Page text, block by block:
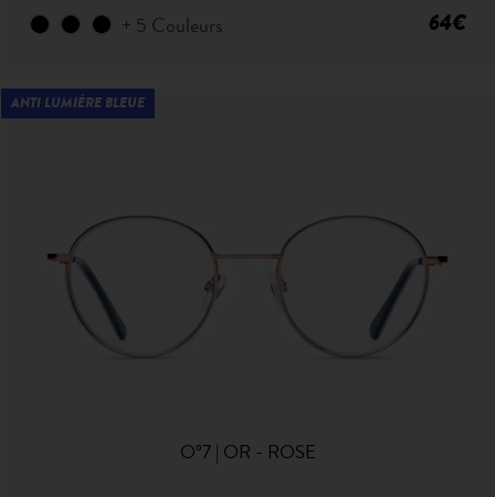
+ 5 Couleurs 64€
ANTI LUMIÈRE BLEUE
O°7 | OR - ROSE